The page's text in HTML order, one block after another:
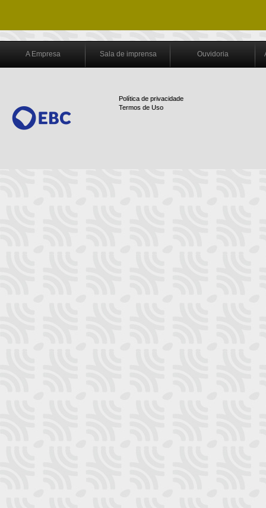
A Empresa Sala de imprensa Ouvidoria
Política de privacidade
Termos de Uso